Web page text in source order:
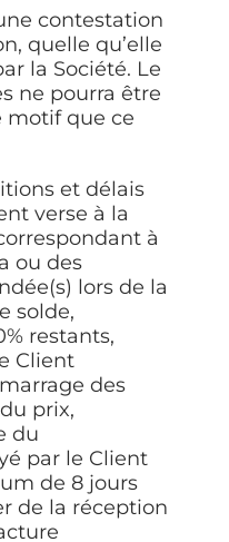
contestation
quelle qu’elle
la Société. Le
ne pourra être
motif que ce
et délais
verse à la
à
ou des
lors de la
solde,
restants,
Client
des
prix,
du
par le Client
de 8 jours
de la réception